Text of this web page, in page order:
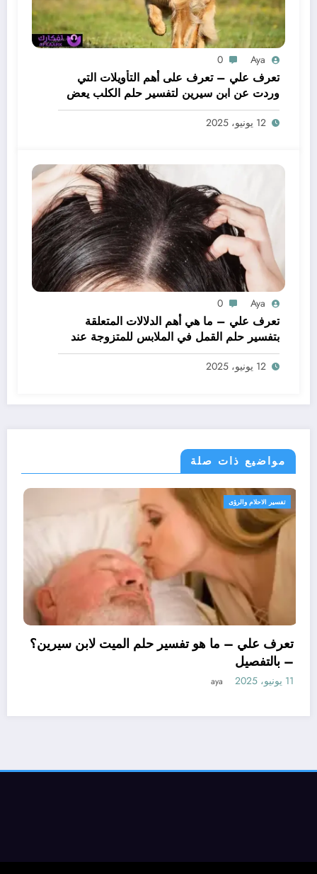
Aya
0
تعرف علي – تعرف على أهم التأويلات التي
وردت عن ابن سيرين لتفسير حلم الكلب يعض
يدي – بالتفصيل
12 يونيو، 2025
Aya
0
تعرف علي – ما هي أهم الدلالات المتعلقة
بتفسير حلم القمل في الملابس للمتزوجة عند
ابن سيرين؟ – بالتفصيل
12 يونيو، 2025
مواضيع ذات صلة
تفسير الاحلام والرؤى
تعرف علي – ما هو تفسير حلم
لتفسير حلم